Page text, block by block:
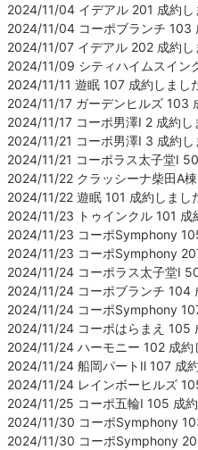
2024/11/04 イデアル 201 成約し
2024/11/04 コーポブランチ 103
2024/11/07 イデアル 202 成約し
2024/11/09 シティハイムスイン
2024/11/11 遊眠 107 成約しまし
2024/11/17 ガーデンヒルズ 103
2024/11/17 コーポ男澤Ⅰ 2 成約し
2024/11/21 コーポ男澤Ⅰ 3 成約し
2024/11/21 コーポラス太子堂Ⅰ
2024/11/22 クラッシーナ柴田A
2024/11/22 遊眠 101 成約しまし
2024/11/23 トゥインクル 101 成
2024/11/23 コーポSymphony
2024/11/23 コーポSymphony
2024/11/24 コーポラス太子堂Ⅰ
2024/11/24 コーポブランチ 104
2024/11/24 コーポSymphony
2024/11/24 コーポはらまえ 105
2024/11/24 ハーモニー 102 成約
2024/11/24 船岡パートⅡ 107 成
2024/11/24 レインボーヒルズ
2024/11/25 コーポ五輪Ⅰ 105 成
2024/11/30 コーポSymphony
2024/11/30 コーポSymphony